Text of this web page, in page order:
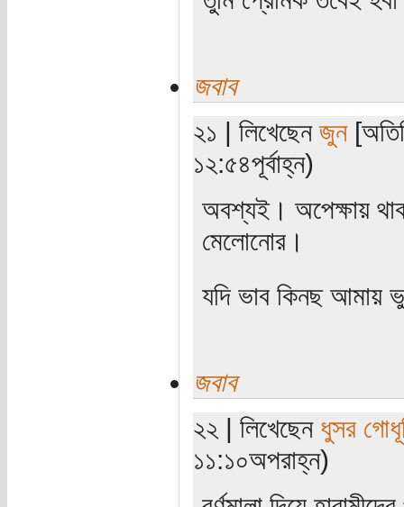
জবাব
২১ | লিখেছেন জুন
১২:৫৪পূর্বাহ্ন)
অবশ্যই। অপেক্ষায়
মেলোনোর।
যদি ভাব কিনছ আমায়
জবাব
২২ | লিখেছেন ধুসর
১১:১০অপরাহ্ন)